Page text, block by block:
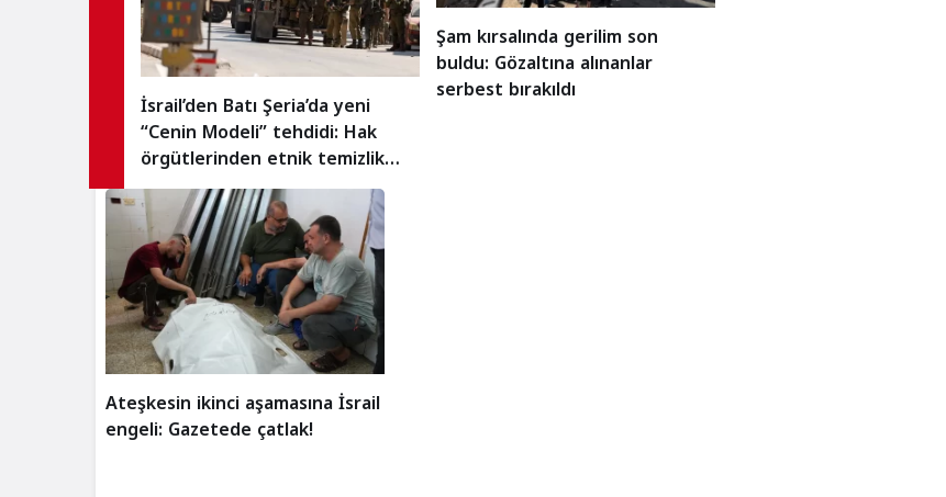
İsrail’den Batı Şeria’da yeni
“Cenin Modeli” tehdidi: Hak
örgütlerinden etnik temizlik
uyarısı
Şam kırsalında gerilim son
buldu: Gözaltına alınanlar
serbest bırakıldı
Ateşkesin ikinci aşamasına İsrail
engeli: Gazetede çatlak!